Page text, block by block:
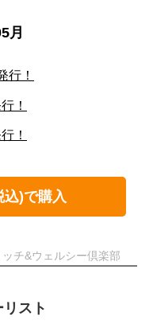
月
行！
！
！
込)で購入
チ&ウェルシー倶楽部
スト